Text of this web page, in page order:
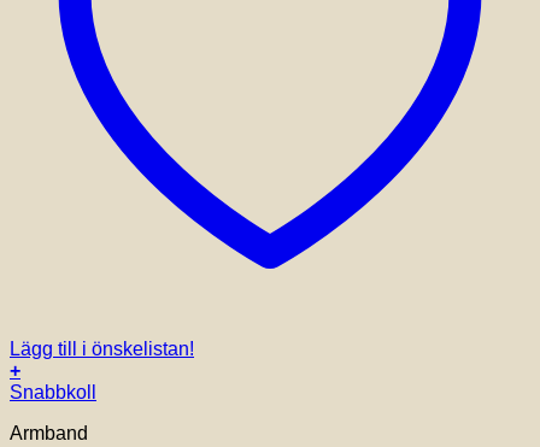
Lägg till i önskelistan!
+
Den
produkten
Snabbkoll
Armband